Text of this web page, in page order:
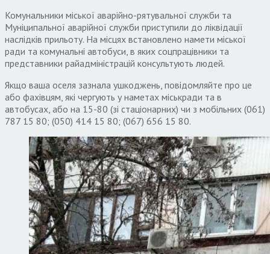
Комунальники міської аварійно-рятувальної служби та
Муніципальної аварійної служби приступили до ліквідації
наслідків прильоту. На місцях встановлено намети міської
ради та комунальні автобуси, в яких соцпрацівники та
представники райадміністрацій консультують людей.
Якщо ваша оселя зазнала ушкоджень, повідомляйте про це
або фахівцям, які чергують у наметах міськради та в
автобусах, або на 15-80 (зі стаціонарних) чи з мобільних (061)
787 15 80; (050) 414 15 80; (067) 656 15 80.